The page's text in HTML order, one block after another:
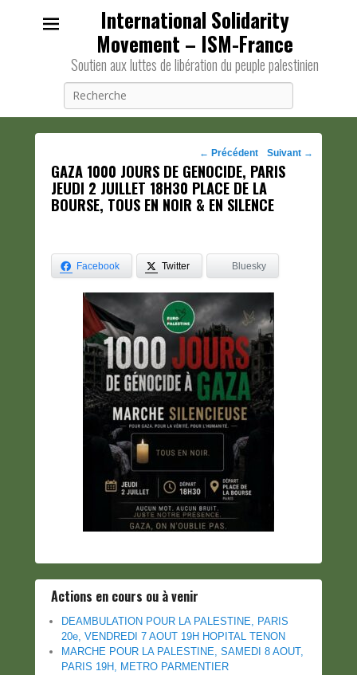
International Solidarity
Movement – ISM-France
Soutien aux luttes de libération du peuple palestinien
Navigation
des
posts
← Précédent Suivant →
GAZA 1000 JOURS DE GENOCIDE, PARIS
JEUDI 2 JUILLET 18H30 PLACE DE LA
BOURSE, TOUS EN NOIR & EN SILENCE
Facebook Twitter Bluesky
Actions en cours ou à venir
DEAMBULATION POUR LA PALESTINE, PARIS
20e, VENDREDI 7 AOUT 19H HOPITAL TENON
MARCHE POUR LA PALESTINE, SAMEDI 8 AOUT,
PARIS 19H, METRO PARMENTIER